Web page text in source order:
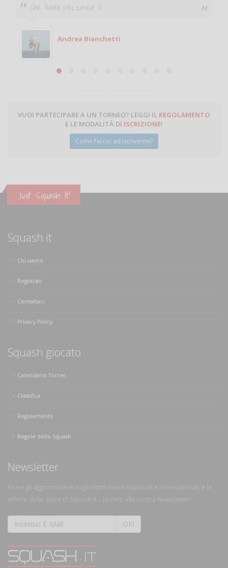
Ciao. Sono a Treviglio da poco e vorrei tornare a
giocare. Se sei in zona e puoi giocare fammi sapere.
Michele
Michele Miglionico
VUOI PARTECIPARE A UN TORNEO? LEGGI IL REGOLAMENTO
E LE MODALITÀ DI ISCRIZIONE!
Come faccio ad iscrivermi?
Just Squash It!
Squash.it
Chi siamo
Registrati
Contattaci
Privacy Policy
Squash giocato
Calendario Tornei
Classifica
Regolamento
Regole dello Squash
Newsletter
Ricevi gli aggiornamenti sugli ultimi eventi nazionali e internazionali, e le
offerte dello Store di Squash.it... Iscriviti alla nostra Newsletter!
OK!